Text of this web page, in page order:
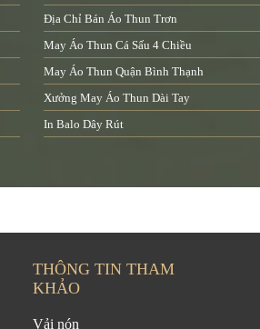
Địa Chỉ Bán Áo Thun Trơn
May Áo Thun Cá Sấu 4 Chiều
May Áo Thun Quận Bình Thạnh
Xưởng May Áo Thun Dài Tay
In Balo Dây Rút
THÔNG TIN THAM
KHẢO
Vải nón